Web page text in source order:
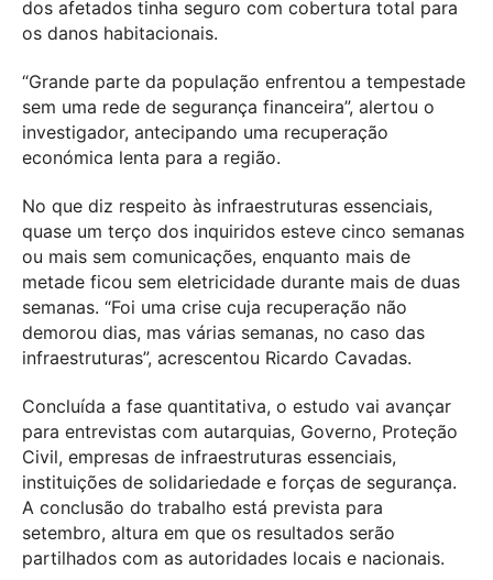
dos afetados tinha seguro com cobertura total para
os danos habitacionais.
“Grande parte da população enfrentou a tempestade
sem uma rede de segurança financeira”, alertou o
investigador, antecipando uma recuperação
económica lenta para a região.
No que diz respeito às infraestruturas essenciais,
quase um terço dos inquiridos esteve cinco semanas
ou mais sem comunicações, enquanto mais de
metade ficou sem eletricidade durante mais de duas
semanas. “Foi uma crise cuja recuperação não
demorou dias, mas várias semanas, no caso das
infraestruturas”, acrescentou Ricardo Cavadas.
Concluída a fase quantitativa, o estudo vai avançar
para entrevistas com autarquias, Governo, Proteção
Civil, empresas de infraestruturas essenciais,
instituições de solidariedade e forças de segurança.
A conclusão do trabalho está prevista para
setembro, altura em que os resultados serão
partilhados com as autoridades locais e nacionais.